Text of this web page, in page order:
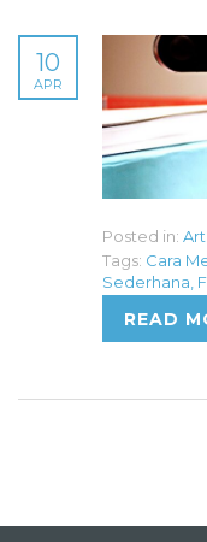
10
APR
Posted in:
Tags: Cara
Sederhana
READ